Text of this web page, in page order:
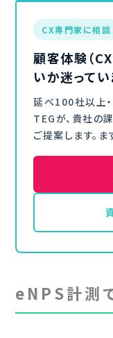
CX専門家に相談
顧客体験（
いか迷ってい
延べ100社以上
TEGが、貴社の
ご提案します。
eNPS計測